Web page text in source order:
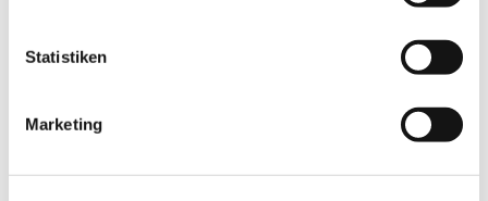
Statistiken
Marketing